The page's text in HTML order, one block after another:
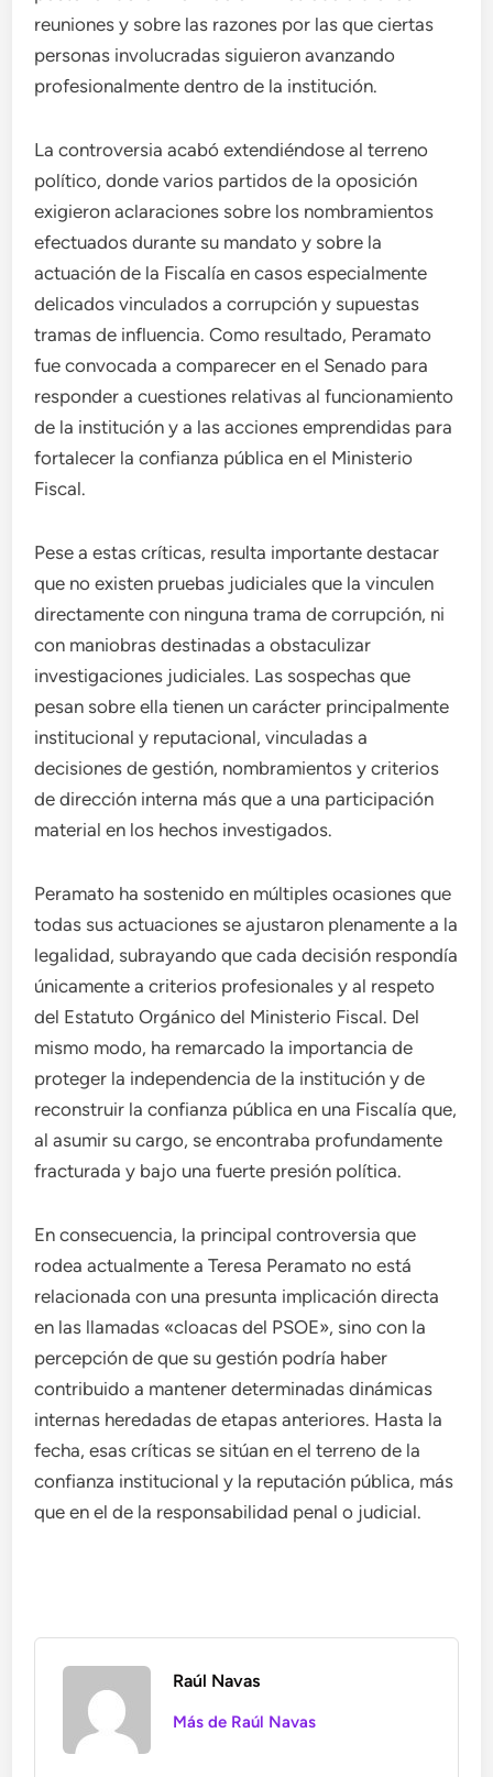
reuniones y sobre las razones por las que ciertas
personas involucradas siguieron avanzando
profesionalmente dentro de la institución.
La controversia acabó extendiéndose al terreno
político, donde varios partidos de la oposición
exigieron aclaraciones sobre los nombramientos
efectuados durante su mandato y sobre la
actuación de la Fiscalía en casos especialmente
delicados vinculados a corrupción y supuestas
tramas de influencia. Como resultado, Peramato
fue convocada a comparecer en el Senado para
responder a cuestiones relativas al funcionamiento
de la institución y a las acciones emprendidas para
fortalecer la confianza pública en el Ministerio
Fiscal.
Pese a estas críticas, resulta importante destacar
que no existen pruebas judiciales que la vinculen
directamente con ninguna trama de corrupción, ni
con maniobras destinadas a obstaculizar
investigaciones judiciales. Las sospechas que
pesan sobre ella tienen un carácter principalmente
institucional y reputacional, vinculadas a
decisiones de gestión, nombramientos y criterios
de dirección interna más que a una participación
material en los hechos investigados.
Peramato ha sostenido en múltiples ocasiones que
todas sus actuaciones se ajustaron plenamente a la
legalidad, subrayando que cada decisión respondía
únicamente a criterios profesionales y al respeto
del Estatuto Orgánico del Ministerio Fiscal. Del
mismo modo, ha remarcado la importancia de
proteger la independencia de la institución y de
reconstruir la confianza pública en una Fiscalía que,
al asumir su cargo, se encontraba profundamente
fracturada y bajo una fuerte presión política.
En consecuencia, la principal controversia que
rodea actualmente a Teresa Peramato no está
relacionada con una presunta implicación directa
en las llamadas «cloacas del PSOE», sino con la
percepción de que su gestión podría haber
contribuido a mantener determinadas dinámicas
internas heredadas de etapas anteriores. Hasta la
fecha, esas críticas se sitúan en el terreno de la
confianza institucional y la reputación pública, más
que en el de la responsabilidad penal o judicial.
Raúl Navas
Más de Raúl Navas